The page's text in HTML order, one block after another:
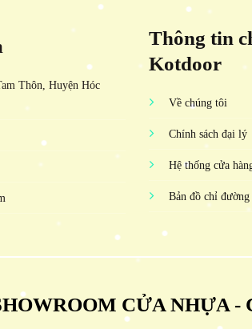
Thôn, Huyện Hóc
Thông tin
Kotdoor
Về chúng tôi
Chính sách đại lý
Hệ thống cửa
Bản đồ chỉ đường
CỬA NHỰA -